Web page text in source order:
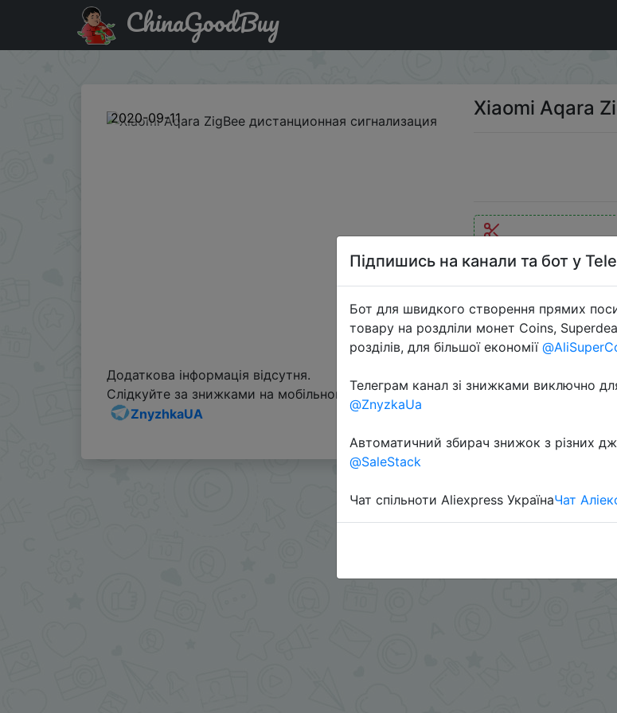
Придбати по знижці BGAQDSUK Xiaomi Aqara ZigBee дистанционная сигнализация
ChinaGoodBuy
2020-09-11 Xiaomi Aqara
Додаткова інформація відсутня.
Слідкуйте за знижками на мобільному, в телеграм каналі:
ZnyzhkaUA
Підпишись на канали та бот у
Бот для швидкого створення прямих
товару на роздліли монет Coins,
розділів, для більшої економії
Телеграм канал зі знижками виключно
@ZnyzkaUa
Автоматичний збирач знижок з різних
@SaleStack
Чат спільноти Aliexpress УкраїнаЧат